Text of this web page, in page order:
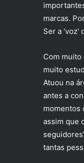
marcas.
Ser a
Com
muito
Atuou na
antes a
momentos
assim que
tantas